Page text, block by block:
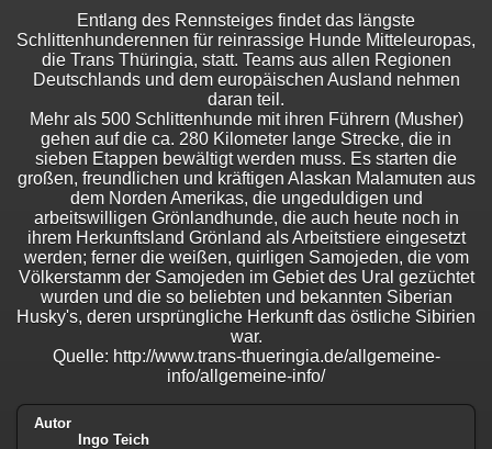
Entlang des Rennsteiges findet das längste
Schlittenhunderennen für reinrassige Hunde Mitteleuropas,
die Trans Thüringia, statt. Teams aus allen Regionen
Deutschlands und dem europäischen Ausland nehmen
daran teil.
Mehr als 500 Schlittenhunde mit ihren Führern (Musher)
gehen auf die ca. 280 Kilometer lange Strecke, die in
sieben Etappen bewältigt werden muss. Es starten die
großen, freundlichen und kräftigen Alaskan Malamuten aus
dem Norden Amerikas, die ungeduldigen und
arbeitswilligen Grönlandhunde, die auch heute noch in
ihrem Herkunftsland Grönland als Arbeitstiere eingesetzt
werden; ferner die weißen, quirligen Samojeden, die vom
Völkerstamm der Samojeden im Gebiet des Ural gezüchtet
wurden und die so beliebten und bekannten Siberian
Husky's, deren ursprüngliche Herkunft das östliche Sibirien
war.
Quelle: http://www.trans-thueringia.de/allgemeine-
info/allgemeine-info/
Autor
Ingo Teich